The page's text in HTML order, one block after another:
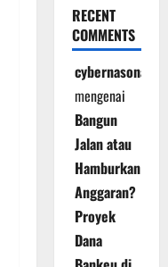
RECENT
COMMENTS
cybernasonal
mengenai
Bangun
Jalan atau
Hamburkan
Anggaran?
Proyek
Dana